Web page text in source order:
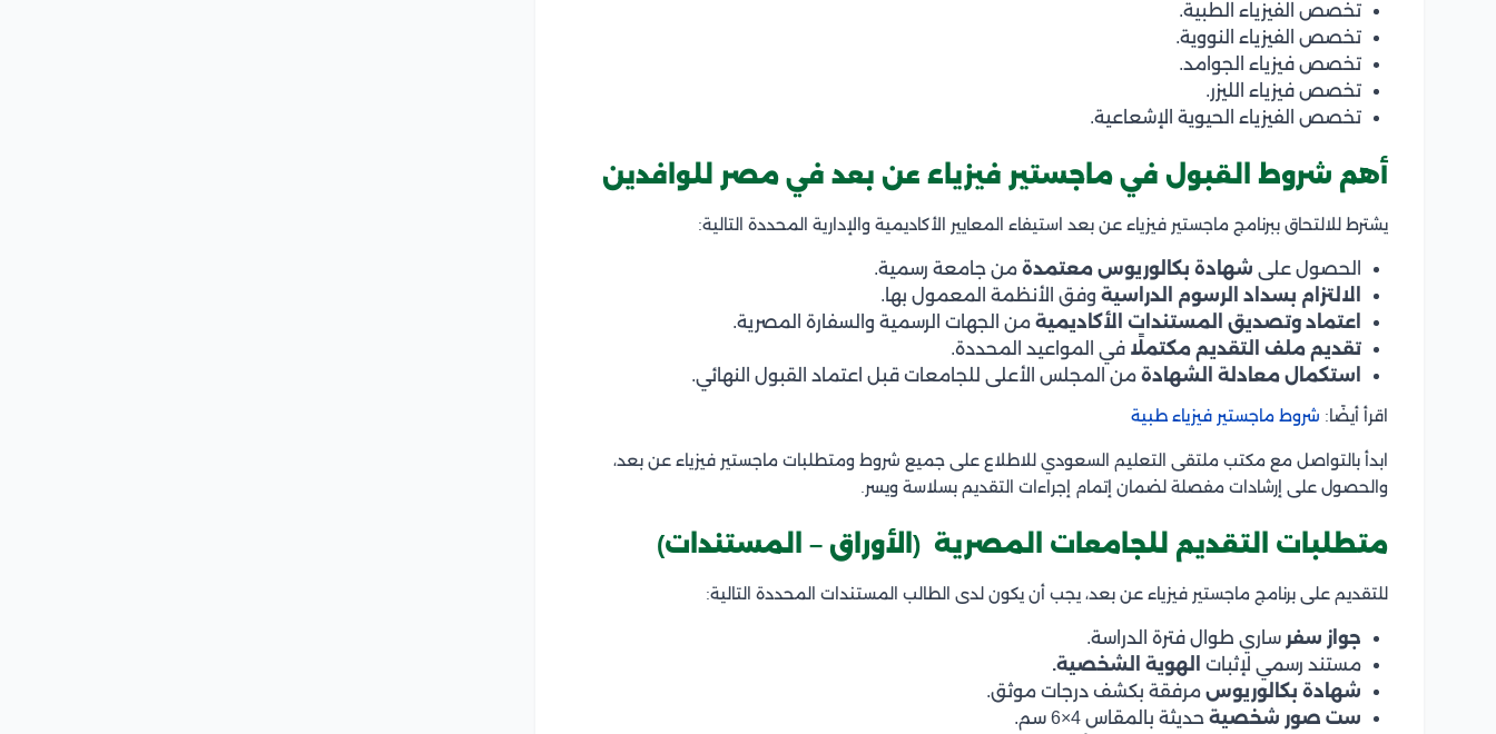
تخصص الفيزياء الطبية.
تخصص الفيزياء النووية.
تخصص فيزياء الجوامد.
تخصص فيزياء الليزر.
تخصص الفيزياء الحيوية الإشعاعية.
أهم شروط القبول في ماجستير فيزياء عن بعد في مصر للوافدين
يشترط للالتحاق ببرنامج ماجستير فيزياء عن بعد استيفاء المعايير الأكاديمية والإدارية المحددة التالية:
الحصول على شهادة بكالوريوس معتمدة من جامعة رسمية.
الالتزام بسداد الرسوم الدراسية وفق الأنظمة المعمول بها.
اعتماد وتصديق المستندات الأكاديمية من الجهات الرسمية والسفارة المصرية.
تقديم ملف التقديم مكتملًا في المواعيد المحددة.
استكمال معادلة الشهادة من المجلس الأعلى للجامعات قبل اعتماد القبول النهائي.
اقرأ أيضًا: شروط ماجستير فيزياء طبية
ابدأ بالتواصل مع مكتب ملتقى التعليم السعودي للاطلاع على جميع شروط ومتطلبات ماجستير فيزياء عن بعد،
والحصول على إرشادات مفصلة لضمان إتمام إجراءات التقديم بسلاسة ويسر.
متطلبات التقديم للجامعات المصرية (الأوراق – المستندات)
للتقديم على برنامج ماجستير فيزياء عن بعد، يجب أن يكون لدى الطالب المستندات المحددة التالية:
جواز سفر ساري طوال فترة الدراسة.
مستند رسمي لإثبات
الهوية الشخصية.
شهادة بكالوريوس مرفقة بكشف درجات موثق.
ست صور شخصية حديثة بالمقاس 4×6 سم.